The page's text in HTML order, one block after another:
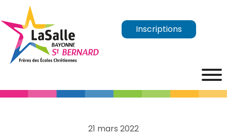
Inscriptions
21 mars 2022